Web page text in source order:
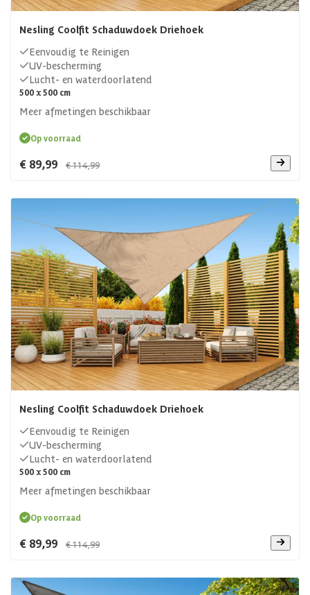
Nesling Coolfit Schaduwdoek Driehoek
Eenvoudig te Reinigen
UV-bescherming
Lucht- en waterdoorlatend
500 x 500 cm
Meer afmetingen beschikbaar
Op voorraad
€ 89,99 € 114,99
Nesling Coolfit Schaduwdoek Driehoek
Eenvoudig te Reinigen
UV-bescherming
Lucht- en waterdoorlatend
500 x 500 cm
Meer afmetingen beschikbaar
Op voorraad
€ 89,99 € 114,99